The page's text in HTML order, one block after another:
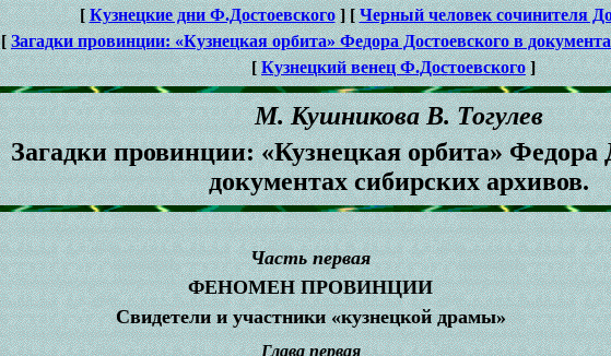
[Кузнецкие дни Ф.Достоевского] [Черный человек сочинителя
[Загадки провинции: «Кузнецкая орбита» Федора Достоевского в
[Кузнецкий венец Ф.Достоевского]
М. Кушникова В. Тогулев
Загадки провинции: «Кузнецкая орбита» Федора
документах сибирских архивов.
Часть первая
ФЕНОМЕН ПРОВИНЦИИ
Свидетели и участники «кузнецкой драмы»
Глава первая